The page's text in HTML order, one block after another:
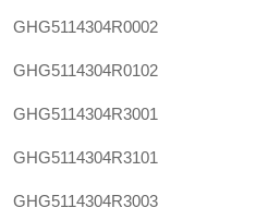
GHG5114304R0002
GHG5114304R0102
GHG5114304R3001
GHG5114304R3101
GHG5114304R3003